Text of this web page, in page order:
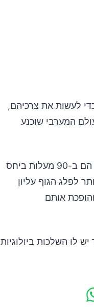
לעשות את צרכיהם,
המערבי שוכנע
ישיבה בשירותים המוכרים לנו כל כך מתבצעת כך שהברכיים הם ב-90 מעלות ביחס
לפלג הגוף עליון
אותם
לו השלכות ביולוגיות